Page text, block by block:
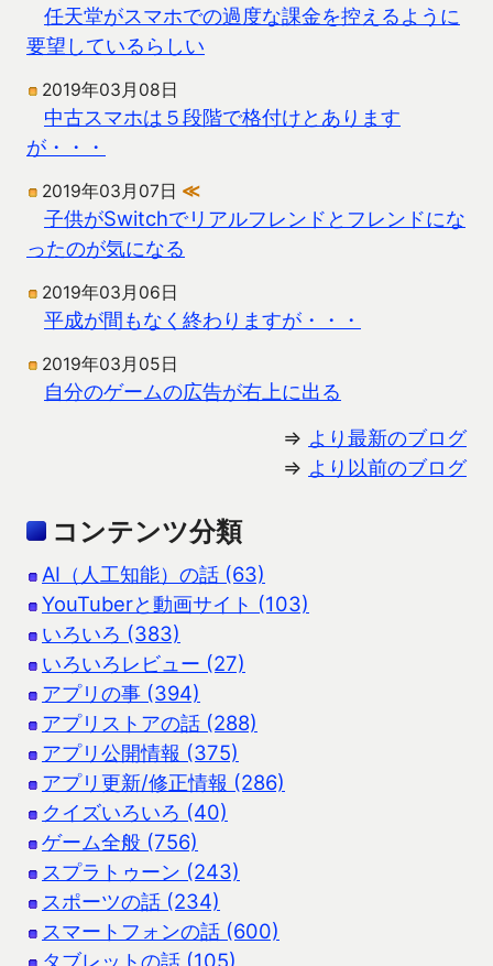
任天堂がスマホでの過度な課金を控えるように
要望しているらしい
2019年03月08日
中古スマホは５段階で格付けとあります
が・・・
2019年03月07日 ≪
子供がSwitchでリアルフレンドとフレンドにな
ったのが気になる
2019年03月06日
平成が間もなく終わりますが・・・
2019年03月05日
自分のゲームの広告が右上に出る
⇒ より最新のブログ
⇒ より以前のブログ
コンテンツ分類
AI（人工知能）の話 (63)
YouTuberと動画サイト (103)
いろいろ (383)
いろいろレビュー (27)
アプリの事 (394)
アプリストアの話 (288)
アプリ公開情報 (375)
アプリ更新/修正情報 (286)
クイズいろいろ (40)
ゲーム全般 (756)
スプラトゥーン (243)
スポーツの話 (234)
スマートフォンの話 (600)
タブレットの話 (105)